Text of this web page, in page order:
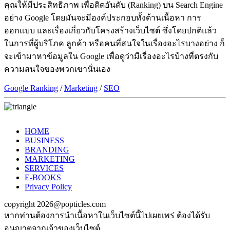
คุณให้มีประสิทธิภาพ เพื่อติดอันดับ (Ranking) บน Search Engine
อย่าง Google โดยมันจะมีองค์ประกอบทั้งด้านเนื้อหา การ
ออกแบบ และเรื่องเกี่ยวกับโครงสร้างเว็บไซต์ ซึ่งโดยปกติแล้ว
ในการที่ผู้บริโภค ลูกค้า หรือคนที่สนใจในเรื่องอะไรบางอย่าง ก็
จะเข้ามาหาข้อมูลใน Google เพื่อดูว่ามีเรื่องอะไรบ้างที่ตรงกับ
ความสนใจของพวกเขานั่นเอง
Google Ranking /Marketing / SEO
HOME
BUSINESS
BRANDING
MARKETING
SERVICES
E-BOOKS
Privacy Policy
copyright 2026@popticles.com
หากท่านต้องการนำเนื้อหาในเว็บไซต์นี้ไปเผยเพร่ ต้องได้รับ
อนุญาตจากเจ้าของเว็บไซต์